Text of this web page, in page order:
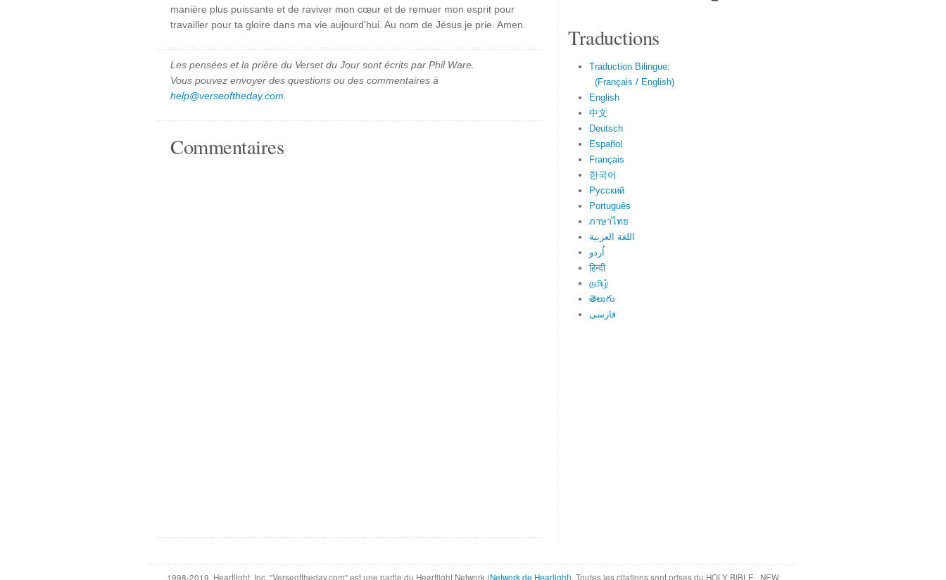
manière plus puissante et de raviver mon cœur et de remuer mon esprit pour
travailler pour ta gloire dans ma vie aujourd'hui. Au nom de Jésus je prie. Amen.
Les pensées et la prière du Verset du Jour sont écrits par Phil Ware.
Vous pouvez envoyer des questions ou des commentaires à
help@verseoftheday.com
Commentaires
Traductions
Traduction Bilingue:
(Français / English)
English
中文
Deutsch
Español
Français
한국어
Русский
Português
ภาษาไทย
اللغة العربية
اُردو
हिन्दी
தமிழ்
తెలుగు
فارسی
1998-2019, Heartlight, Inc. "Verseoftheday.com" est une partie du Heartlight Network (Network de Hearlight). Toutes les citations sont prises du HOLY BIBLE , NEW